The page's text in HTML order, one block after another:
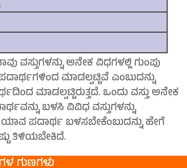
ವಸ್ತುಗಳನ್ನು ಅನೇಕ ವಿಧಗಳಲ್ಲಿ ಗುಂಪು
ಮಾಡಲ್ಪಟ್ಟಿವೆ ಎಂಬುದನ್ನು
ಮಾಡಲ್ಪಟ್ಟಿರುತ್ತದೆ. ಒಂದು ವಸ್ತು ಅನೇಕ
ಬಳಸಿ ವಿವಿಧ ವಸ್ತುಗಳನ್ನು
ಯಾವ ಪದಾರ್ಥ ಬಳಸಬೇಕೆಂಬುದನ್ನು ಹೇಗೆ
ತಿಳಿಯಬೇಕಿದೆ.
ಗುಣಗಳು